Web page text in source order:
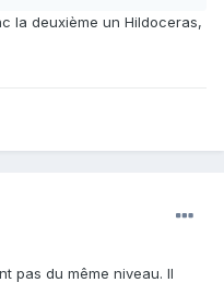
la deuxième un Hildoceras,
pas du même niveau. Il